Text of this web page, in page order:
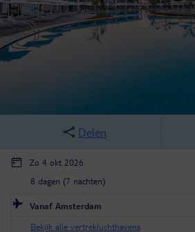
Delen
Zo 4 okt 2026
8 dagen (7 nachten)
Vanaf Amsterdam
Bekijk alle vertrekluchthavens